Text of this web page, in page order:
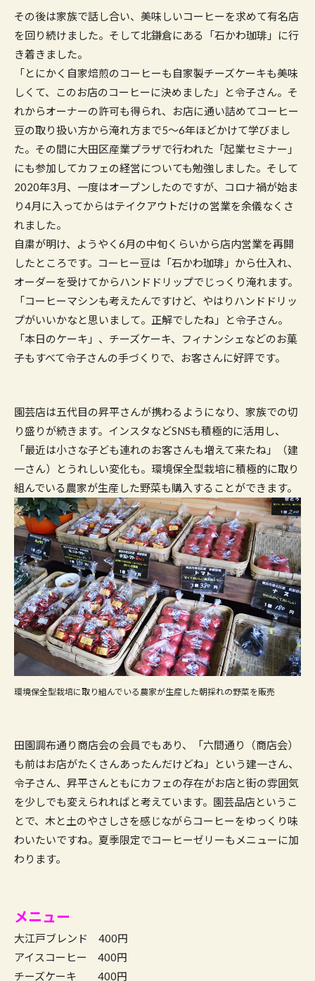
その後は家族で話し合い、美味しいコーヒーを求めて有名店
を回り続けました。そして北鎌倉にある「石かわ珈琲」に行
き着きました。
「とにかく自家焙煎のコーヒーも自家製チーズケーキも美味
しくて、このお店のコーヒーに決めました」と令子さん。そ
れからオーナーの許可も得られ、お店に通い詰めてコーヒー
豆の取り扱い方から淹れ方まで5〜6年ほどかけて学びまし
た。その間に大田区産業プラザで行われた「起業セミナー」
にも参加してカフェの経営についても勉強しました。そして
2020年3月、一度はオープンしたのですが、コロナ禍が始ま
り4月に入ってからはテイクアウトだけの営業を余儀なくさ
れました。
自粛が明け、ようやく6月の中旬くらいから店内営業を再開
したところです。コーヒー豆は「石かわ珈琲」から仕入れ、
オーダーを受けてからハンドドリップでじっくり淹れます。
「コーヒーマシンも考えたんですけど、やはりハンドドリッ
プがいいかなと思いまして。正解でしたね」と令子さん。
「本日のケーキ」、チーズケーキ、フィナンシェなどのお菓
子もすべて令子さんの手づくりで、お客さんに好評です。
園芸店は五代目の昇平さんが携わるようになり、家族での切
り盛りが続きます。インスタなどSNSも積極的に活用し、
「最近は小さな子ども連れのお客さんも増えて来たね」（建
一さん）とうれしい変化も。環境保全型栽培に積極的に取り
組んでいる農家が生産した野菜も購入することができます。
環境保全型栽培に取り組んでいる農家が生産した朝採れの野菜を販売
田園調布通り商店会の会員でもあり、「六間通り（商店会）
も前はお店がたくさんあったんだけどね」という建一さん、
令子さん、昇平さんともにカフェの存在がお店と街の雰囲気
を少しでも変えられればと考えています。園芸品店というこ
とで、木と土のやさしさを感じながらコーヒーをゆっくり味
わいたいですね。夏季限定でコーヒーゼリーもメニューに加
わります。
メニュー
大江戸ブレンド 400円
アイスコーヒー 400円
チーズケーキ 400円